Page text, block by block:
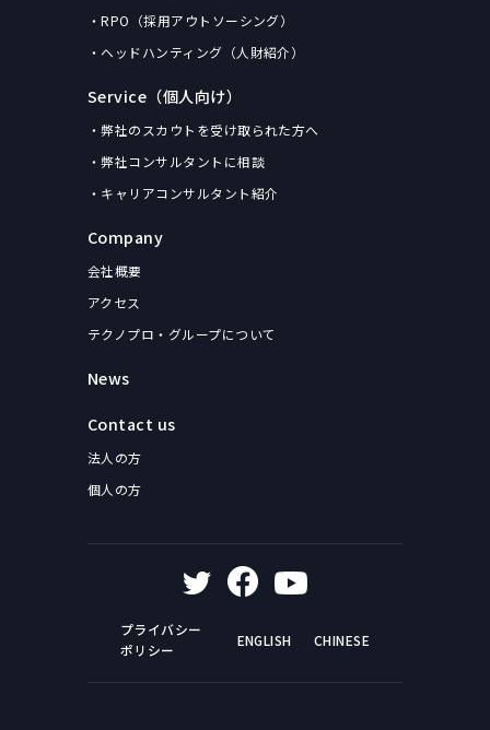
・RPO（採用アウトソーシング）
・ヘッドハンティング（人財紹介）
Service（個人向け）
・弊社のスカウトを受け取られた方へ
・弊社コンサルタントに相談
・キャリアコンサルタント紹介
Company
会社概要
アクセス
テクノプロ・グループについて
News
Contact us
法人の方
個人の方
プライバシー
ポリシー
ENGLISH CHINESE